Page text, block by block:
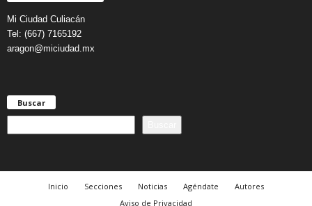
Mi Ciudad Culiacán
Tel: (667) 7165192
aragon@miciudad.mx
Buscar
u
Inicio Secciones Noticias Agéndate
Autores
Aviso de Privacidad